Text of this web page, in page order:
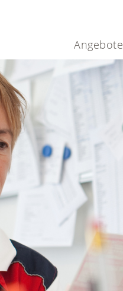
Angebote